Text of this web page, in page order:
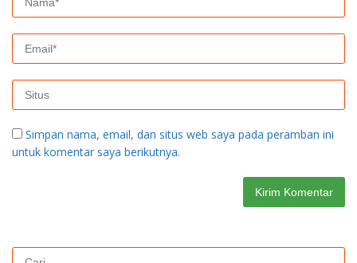
Simpan nama, email, dan situs web saya pada peramban ini
untuk komentar saya berikutnya.
Cari